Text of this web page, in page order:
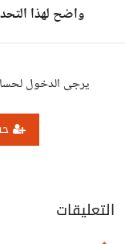
واضح لهذا
يرجى الدخول
التعليقات